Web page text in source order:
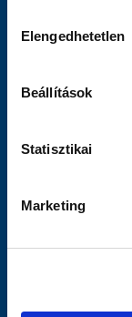
kiválasztása
Elengedhetetlen
Beállítások
Statisztikai
Marketing